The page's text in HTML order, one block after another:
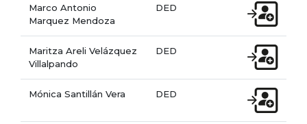
Marco Antonio
Marquez Mendoza
DED
Maritza Areli Velázquez
Villalpando
DED
Mónica Santillán Vera DED